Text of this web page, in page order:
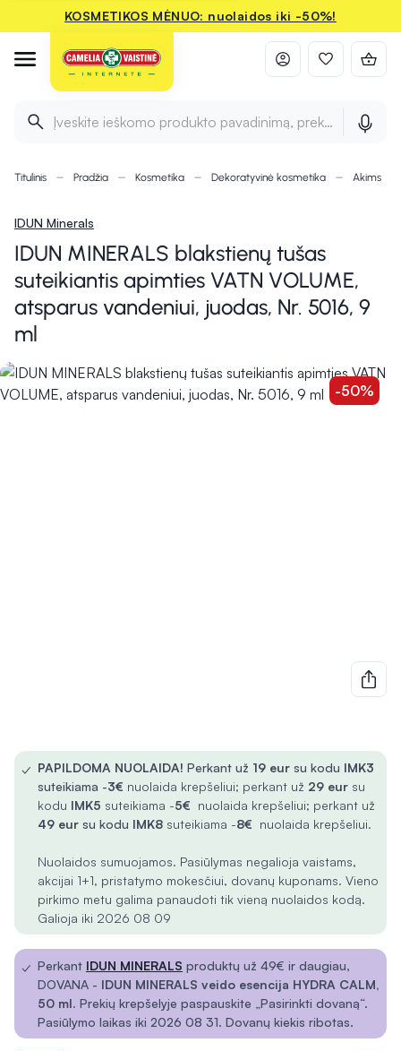
KOSMETIKOS MĖNUO: nuolaidos iki -50%!
Įveskite ieškomo produkto pavadinimą, prekės ženklą ir
Titulinis Pradžia Kosmetika Dekoratyvinė kosmetika Akims
IDUN Minerals
IDUN MINERALS blakstienų tušas
suteikiantis apimties VATN VOLUME,
atsparus vandeniui, juodas, Nr. 5016, 9
ml
-50%
✓ PAPILDOMA NUOLAIDA! Perkant už 19 eur su kodu IMK3
suteikiama -3€ nuolaida krepšeliui; perkant už 29 eur su
kodu IMK5 suteikiama -5€ nuolaida krepšeliui; perkant už
49 eur su kodu IMK8 suteikiama -8€ nuolaida krepšeliui.
Nuolaidos sumuojamos. Pasiūlymas negalioja vaistams,
akcijai 1+1, pristatymo mokesčiui, dovanų kuponams. Vieno
pirkimo metu galima panaudoti tik vieną nuolaidos kodą.
Galioja iki 2026 08 09
✓ Perkant IDUN MINERALS produktų už 49€ ir daugiau,
DOVANA - IDUN MINERALS veido esencija HYDRA CALM,
50 ml. Prekių krepšelyje paspauskite „Pasirinkti dovaną“.
Pasiūlymo laikas iki 2026 08 31. Dovanų kiekis ribotas.